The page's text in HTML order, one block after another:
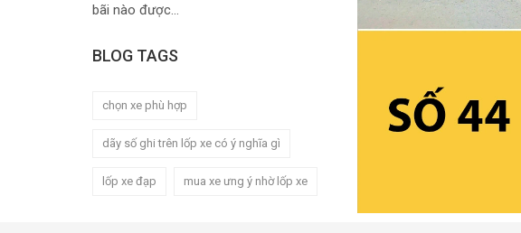
bãi nào được...
BLOG TAGS
chọn xe phù hợp
dãy số ghi trên lốp xe có ý nghĩa gì
lốp xe đạp mua xe ưng ý nhờ lốp xe